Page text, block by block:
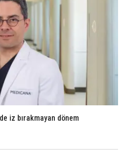
iz bırakmayan dönem